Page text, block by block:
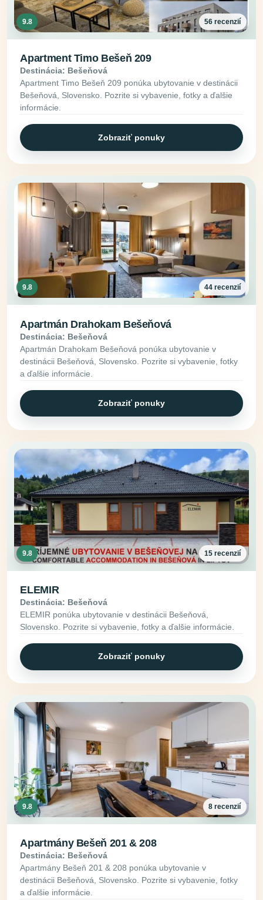
9.8 56 recenzií
Apartment Timo Bešeň 209
Destinácia: Bešeňová
Apartment Timo Bešeň 209 ponúka ubytovanie v destinácii
Bešeňová, Slovensko. Pozrite si vybavenie, fotky a ďalšie
informácie.
Zobraziť ponuky
9.8 44 recenzií
Apartmán Drahokam Bešeňová
Destinácia: Bešeňová
Apartmán Drahokam Bešeňová ponúka ubytovanie v
destinácii Bešeňová, Slovensko. Pozrite si vybavenie, fotky
a ďalšie informácie.
Zobraziť ponuky
9.8 15 recenzií
ELEMIR
Destinácia: Bešeňová
ELEMIR ponúka ubytovanie v destinácii Bešeňová,
Slovensko. Pozrite si vybavenie, fotky a ďalšie informácie.
Zobraziť ponuky
9.8 8 recenzií
Apartmány Bešeň 201 & 208
Destinácia: Bešeňová
Apartmány Bešeň 201 & 208 ponúka ubytovanie v
destinácii Bešeňová, Slovensko. Pozrite si vybavenie, fotky
a ďalšie informácie.